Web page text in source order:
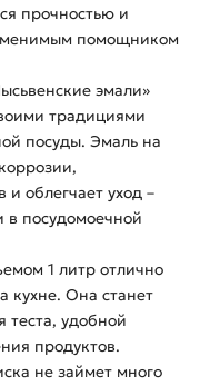
прочностью и
помощником
эмали»
традициями
посуды. Эмаль на
облегчает уход –
в посудомоечной
1 литр отлично
кухне. Она станет
удобной
продуктов.
не займет много